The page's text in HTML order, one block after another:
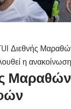
Διεθνής
η